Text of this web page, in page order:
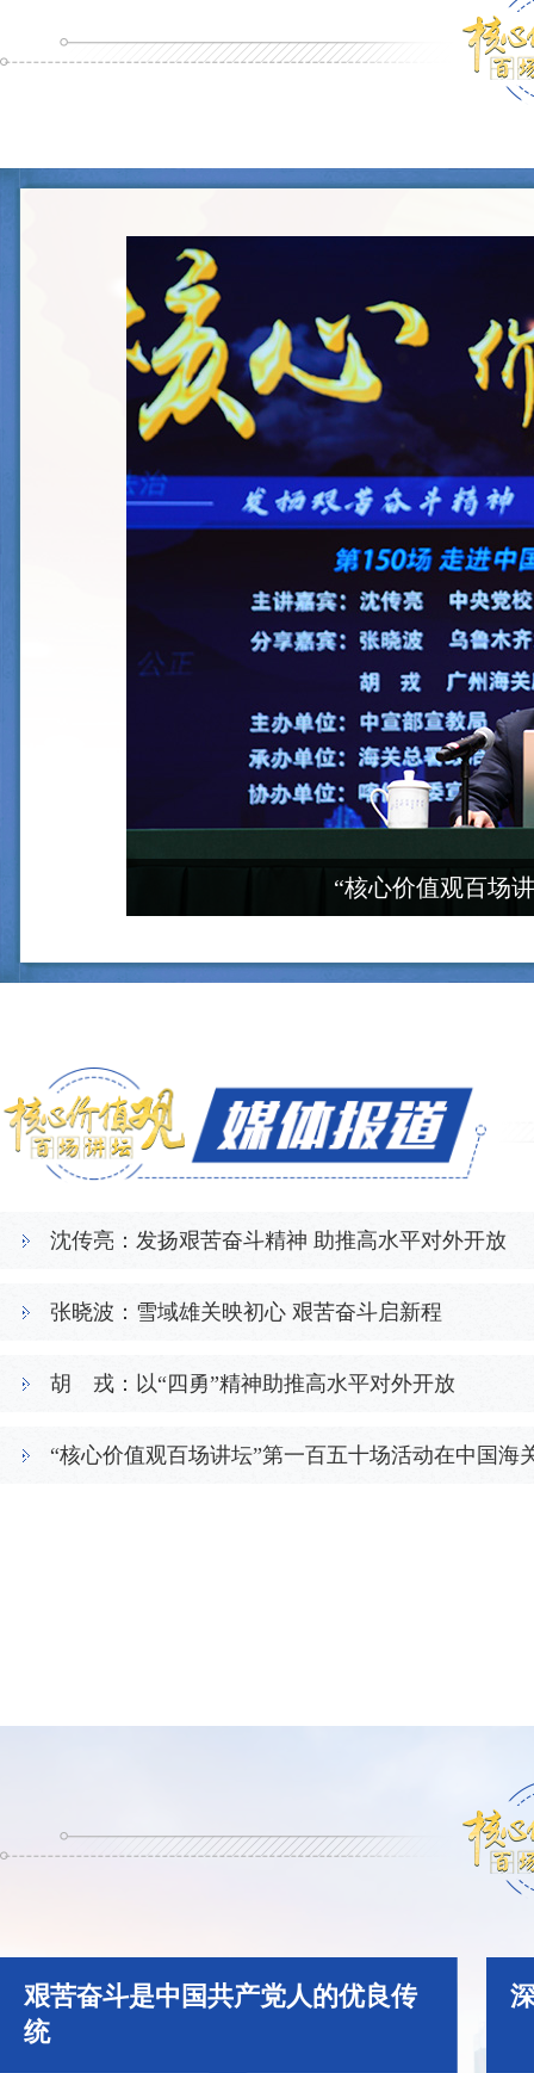
“核心价值观百场
沈传亮：发扬艰苦奋斗精神 助推高水平对外开放
张晓波：雪域雄关映初心 艰苦奋斗启新程
胡 戎：以“四勇”精神助推高水平对外开放
“核心价值观百场讲坛”第一百五十场活动在中国海
艰苦奋斗是中国共产党人的优良传
统